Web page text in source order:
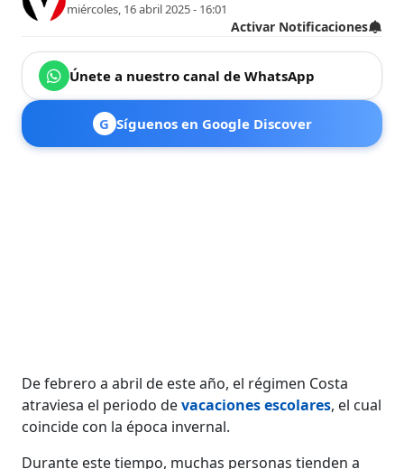
miércoles, 16 abril 2025 - 16:01
Activar Notificaciones
Únete a nuestro canal de WhatsApp
G Síguenos en Google Discover
De febrero a abril de este año, el régimen Costa
atraviesa el periodo devacaciones escolares, el cual
coincide con la época invernal.
Durante este tiempo, muchas personas tienden a